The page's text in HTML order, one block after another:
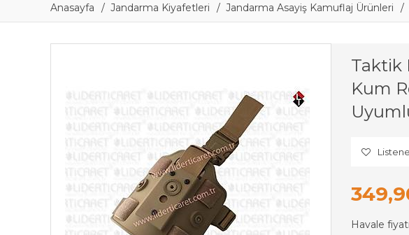
Anasayfa Jandarma Kiyafetleri Jandarma Asayiş Kamuflaj Ürünleri
Taktik
Kum
Havale